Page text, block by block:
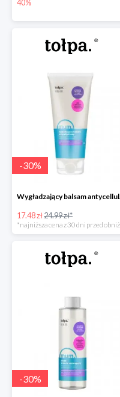
40%
-30%
17.48 zł24.99 zł*
-30%